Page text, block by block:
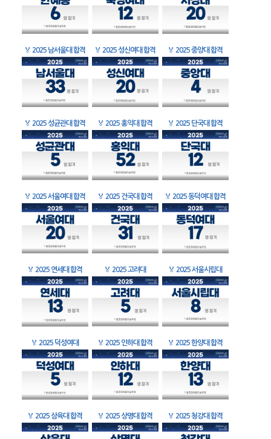
🏅 2025 남서울대 합격 🏅 2025 성신여대 합격 🏅 2025 중앙대 합격
🏅 2025 성균관대 합격 🏅 2025 홍익대 합격 🏅 2025 단국대 합격
🏅 2025 서울여대 합격 🏅 2025 건국대 합격 🏅 2025 동덕여대 합격
🏅 2025 연세대 합격 🏅 2025 고려대 🏅 2025 서울시립대
🏅 2025 덕성여대 🏅 2025 인하대 합격 🏅 2025 한양대 합격
🏅 2025 삼육대 합격 🏅 2025 상명대 합격 🏅 2025 청강대 합격